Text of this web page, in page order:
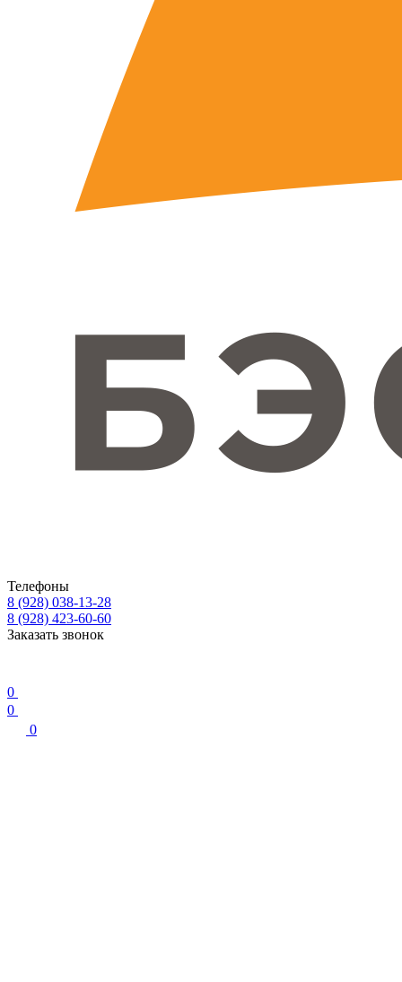
Телефоны
8 (928) 038-13-28
8 (928) 423-60-60
Заказать звонок
0
0
0